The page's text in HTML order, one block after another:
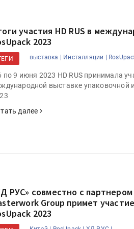
участия HD RUS в
2023
выставка | Инсталляции |
по 9 июня 2023 HD RUS принимала
выставке упаковочной
далее
РУС» совместно с партнером
Group примет
2023
об
Круглый
28 июля